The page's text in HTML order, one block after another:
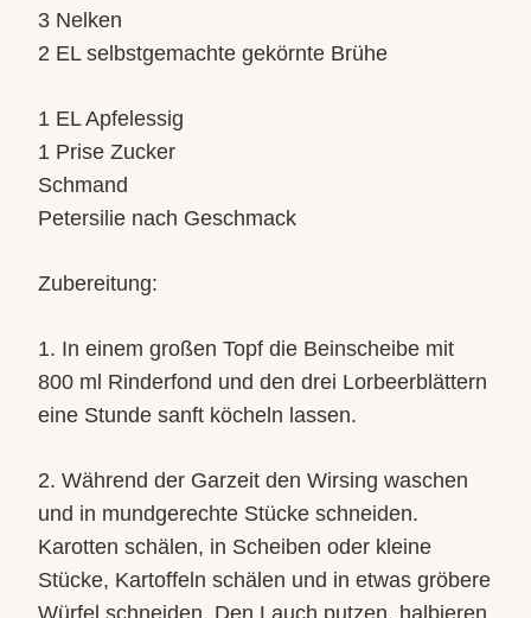
3 Nelken
2 EL selbstgemachte gekörnte Brühe
1 EL Apfelessig
1 Prise Zucker
Schmand
Petersilie nach Geschmack
Zubereitung:
1. In einem großen Topf die Beinscheibe mit
800 ml Rinderfond und den drei Lorbeerblättern
eine Stunde sanft köcheln lassen.
2. Während der Garzeit den Wirsing waschen
und in mundgerechte Stücke schneiden.
Karotten schälen, in Scheiben oder kleine
Stücke, Kartoffeln schälen und in etwas gröbere
Würfel schneiden. Den Lauch putzen, halbieren